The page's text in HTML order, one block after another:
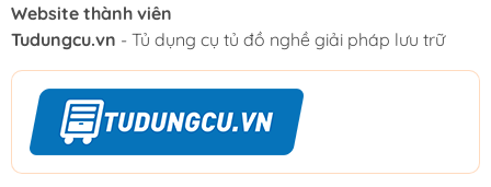
Website thành viên
Tudungcu.vn - Tủ dụng cụ tủ đồ nghề giải pháp lưu trữ